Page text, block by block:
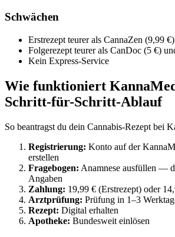
Schwächen
Erstrezept teurer als CannaZen (9,99 €)
Folgerezept teurer als CanDoc (5 €)
Kein Express-Service
Wie funktioniert
Schritt-für-Schritt-Ablauf
So beantragst du dein Cannabis-Rezept bei
Registrierung: Konto auf der
erstellen
Fragebogen: Anamnese ausfüllen —
Angaben
Zahlung: 19,99 € (Erstrezept) oder
Arztprüfung: Prüfung in 1–3
Rezept: Digital erhalten
Apotheke: Bundesweit einlösen